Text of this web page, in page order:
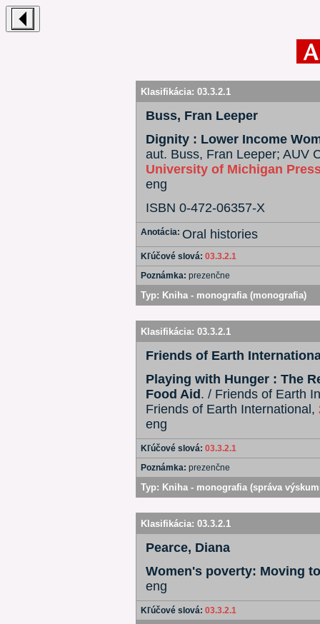
Klasifikácia: 03.3.2.1
Buss, Fran Leeper
Dignity : Lower Income
aut. Buss, Fran Leeper; AUV
University of Michigan
eng
ISBN 0-472-06357-X
Anotácia: Oral histories
Kľúčové slová: 03.3.2.1
Poznámka: prezenčne
Typ: Kniha - monografia (monografia)
Klasifikácia: 03.3.2.1
Friends of Earth
Playing with Hunger : The
Food Aid . / Friends of Earth
Friends of Earth International,
eng
Kľúčové slová: 03.3.2.1
Poznámka: prezenčne
Typ: Kniha - monografia (správa
Klasifikácia: 03.3.2.1
Pearce, Diana
Women's poverty: Moving
eng
Kľúčové slová: 03.3.2.1